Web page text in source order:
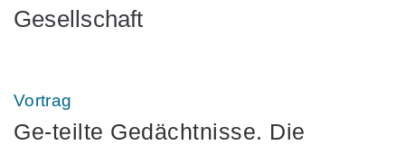
Vortrag
Ge-teilte Gedächtnisse. Die